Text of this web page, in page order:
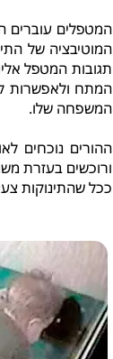
המוטיבציה של
תגובות המטפל
המתח ולאפשרות
המשפחה שלו.
ההורים נוכחים
ורוכשים בעזרת
ככל שהתינוקות